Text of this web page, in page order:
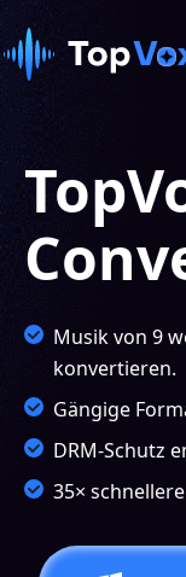
Musik von 9
konvertieren.
Gängige
DRM-Schutz
35×